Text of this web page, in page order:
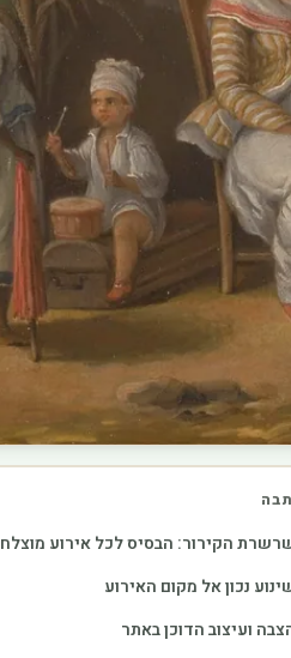
הקירור: הבסיס לכל אירוע מוצלח
נכון אל מקום האירוע
ועיצוב הדוכן באתר